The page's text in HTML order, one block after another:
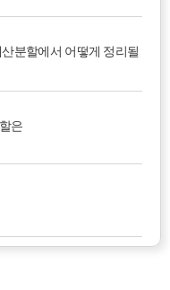
분할에서 어떻게 정리될
은